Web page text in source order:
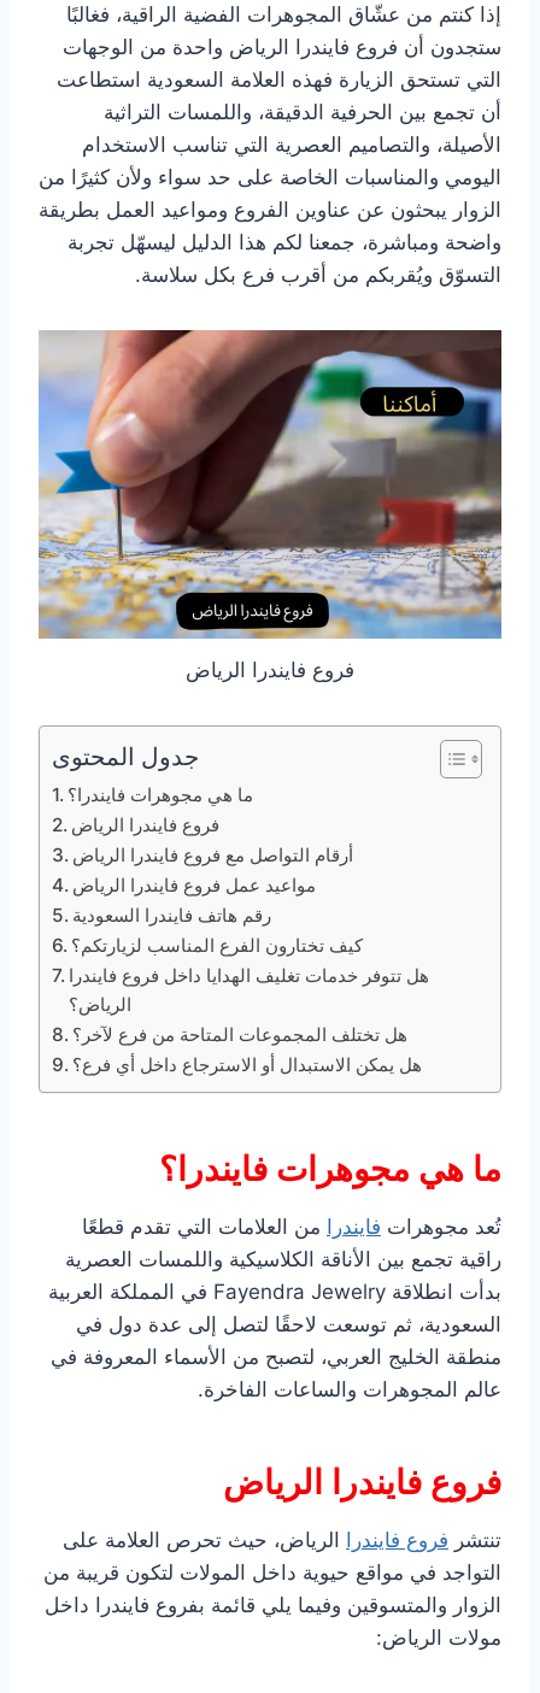
إذا كنتم من عشّاق المجوهرات الفضية الراقية، فغالبًا
ستجدون أن فروع فايندرا الرياض واحدة من الوجهات
التي تستحق الزيارة فهذه العلامة السعودية استطاعت
أن تجمع بين الحرفية الدقيقة، واللمسات التراثية
الأصيلة، والتصاميم العصرية التي تناسب الاستخدام
اليومي والمناسبات الخاصة على حد سواء ولأن كثيرًا من
الزوار يبحثون عن عناوين الفروع ومواعيد العمل بطريقة
واضحة ومباشرة، جمعنا لكم هذا الدليل ليسهّل تجربة
التسوّق ويُقربكم من أقرب فرع بكل سلاسة.
فروع فايندرا الرياض
جدول المحتوى
ما هي مجوهرات فايندرا؟
فروع فايندرا الرياض
أرقام التواصل مع فروع فايندرا الرياض
مواعيد عمل فروع فايندرا الرياض
رقم هاتف فايندرا السعودية
كيف تختارون الفرع المناسب لزيارتكم؟
هل تتوفر خدمات تغليف الهدايا داخل فروع فايندرا
الرياض؟
هل تختلف المجموعات المتاحة من فرع لآخر؟
هل يمكن الاستبدال أو الاسترجاع داخل أي فرع؟
ما هي مجوهرات فايندرا؟
تُعد مجوهرات فايندرا
من العلامات التي تقدم قطعًا
راقية تجمع بين الأناقة الكلاسيكية واللمسات العصرية
بدأت انطلاقة Fayendra Jewelry في المملكة العربية
السعودية، ثم توسعت لاحقًا لتصل إلى عدة دول في
منطقة الخليج العربي، لتصبح من الأسماء المعروفة في
عالم المجوهرات والساعات الفاخرة.
فروع فايندرا الرياض
تنتشر فروع فايندرا
الرياض، حيث تحرص العلامة على
التواجد في مواقع حيوية داخل المولات لتكون قريبة من
الزوار والمتسوقين وفيما يلي قائمة بفروع فايندرا داخل
مولات الرياض: